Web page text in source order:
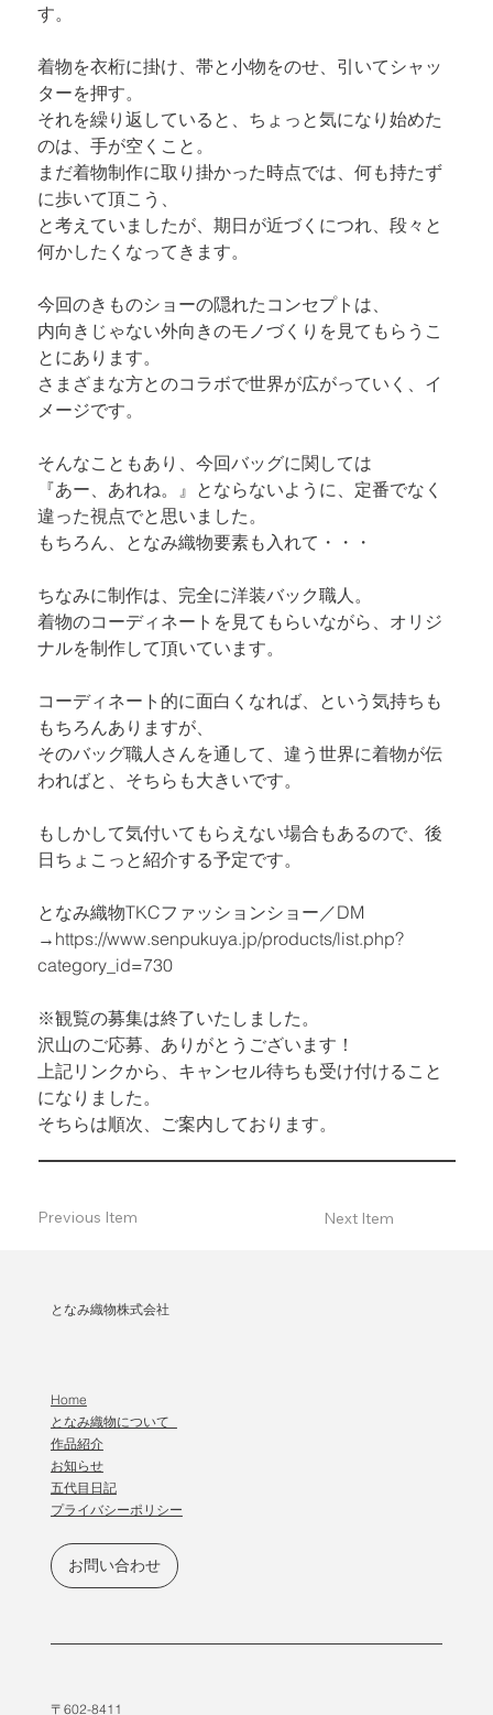
す。
着物を衣桁に掛け、帯と小物をのせ、引いてシャッ
ターを押す。
それを繰り返していると、ちょっと気になり始めた
のは、手が空くこと。
まだ着物制作に取り掛かった時点では、何も持たず
に歩いて頂こう、
と考えていましたが、期日が近づくにつれ、段々と
何かしたくなってきます。
今回のきものショーの隠れたコンセプトは、
内向きじゃない外向きのモノづくりを見てもらうこ
とにあります。
さまざまな方とのコラボで世界が広がっていく、イ
メージです。
そんなこともあり、今回バッグに関しては
『あー、あれね。』とならないように、定番でなく
違った視点でと思いました。
もちろん、となみ織物要素も入れて・・・
ちなみに制作は、完全に洋装バック職人。
着物のコーディネートを見てもらいながら、オリジ
ナルを制作して頂いています。
コーディネート的に面白くなれば、という気持ちも
もちろんありますが、
そのバッグ職人さんを通して、違う世界に着物が伝
わればと、そちらも大きいです。
もしかして気付いてもらえない場合もあるので、後
日ちょこっと紹介する予定です。
となみ織物TKCファッションショー／DM
→ https://www.senpukuya.jp/products/list.php?
category_id=730
※観覧の募集は終了いたしました。
沢山のご応募、ありがとうございます！
上記リンクから、キャンセル待ちも受け付けること
になりました。
そちらは順次、ご案内しております。
Next Item
Previous Item
となみ織物株式会社
お問い合わせ
〒602-8411
Home
となみ織物について
作品紹介
​お知らせ
五代目日記
プライバシーポリシー